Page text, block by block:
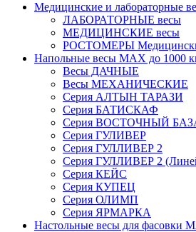
Медицинские и лабораторные
ЛАБОРАТОРНЫЕ весы
МЕДИЦИНСКИЕ весы
РОСТОМЕРЫ
Напольные весы MAX до 1000
Весы ДАЧНЫЕ
Весы МЕХАНИЧЕСКИЕ
Серия АЛТЫН ТАРАЗИ
Серия БАТИСКАФ
Серия ВОСТОЧНЫЙ
Серия ГУЛИВЕР
Серия ГУЛЛИВЕР 2
Серия ГУЛЛИВЕР 2
Серия КЕЙС
Серия КУПЕЦ
Серия ОЛИМП
Серия ЯРМАРКА
Настольные весы для фасовки